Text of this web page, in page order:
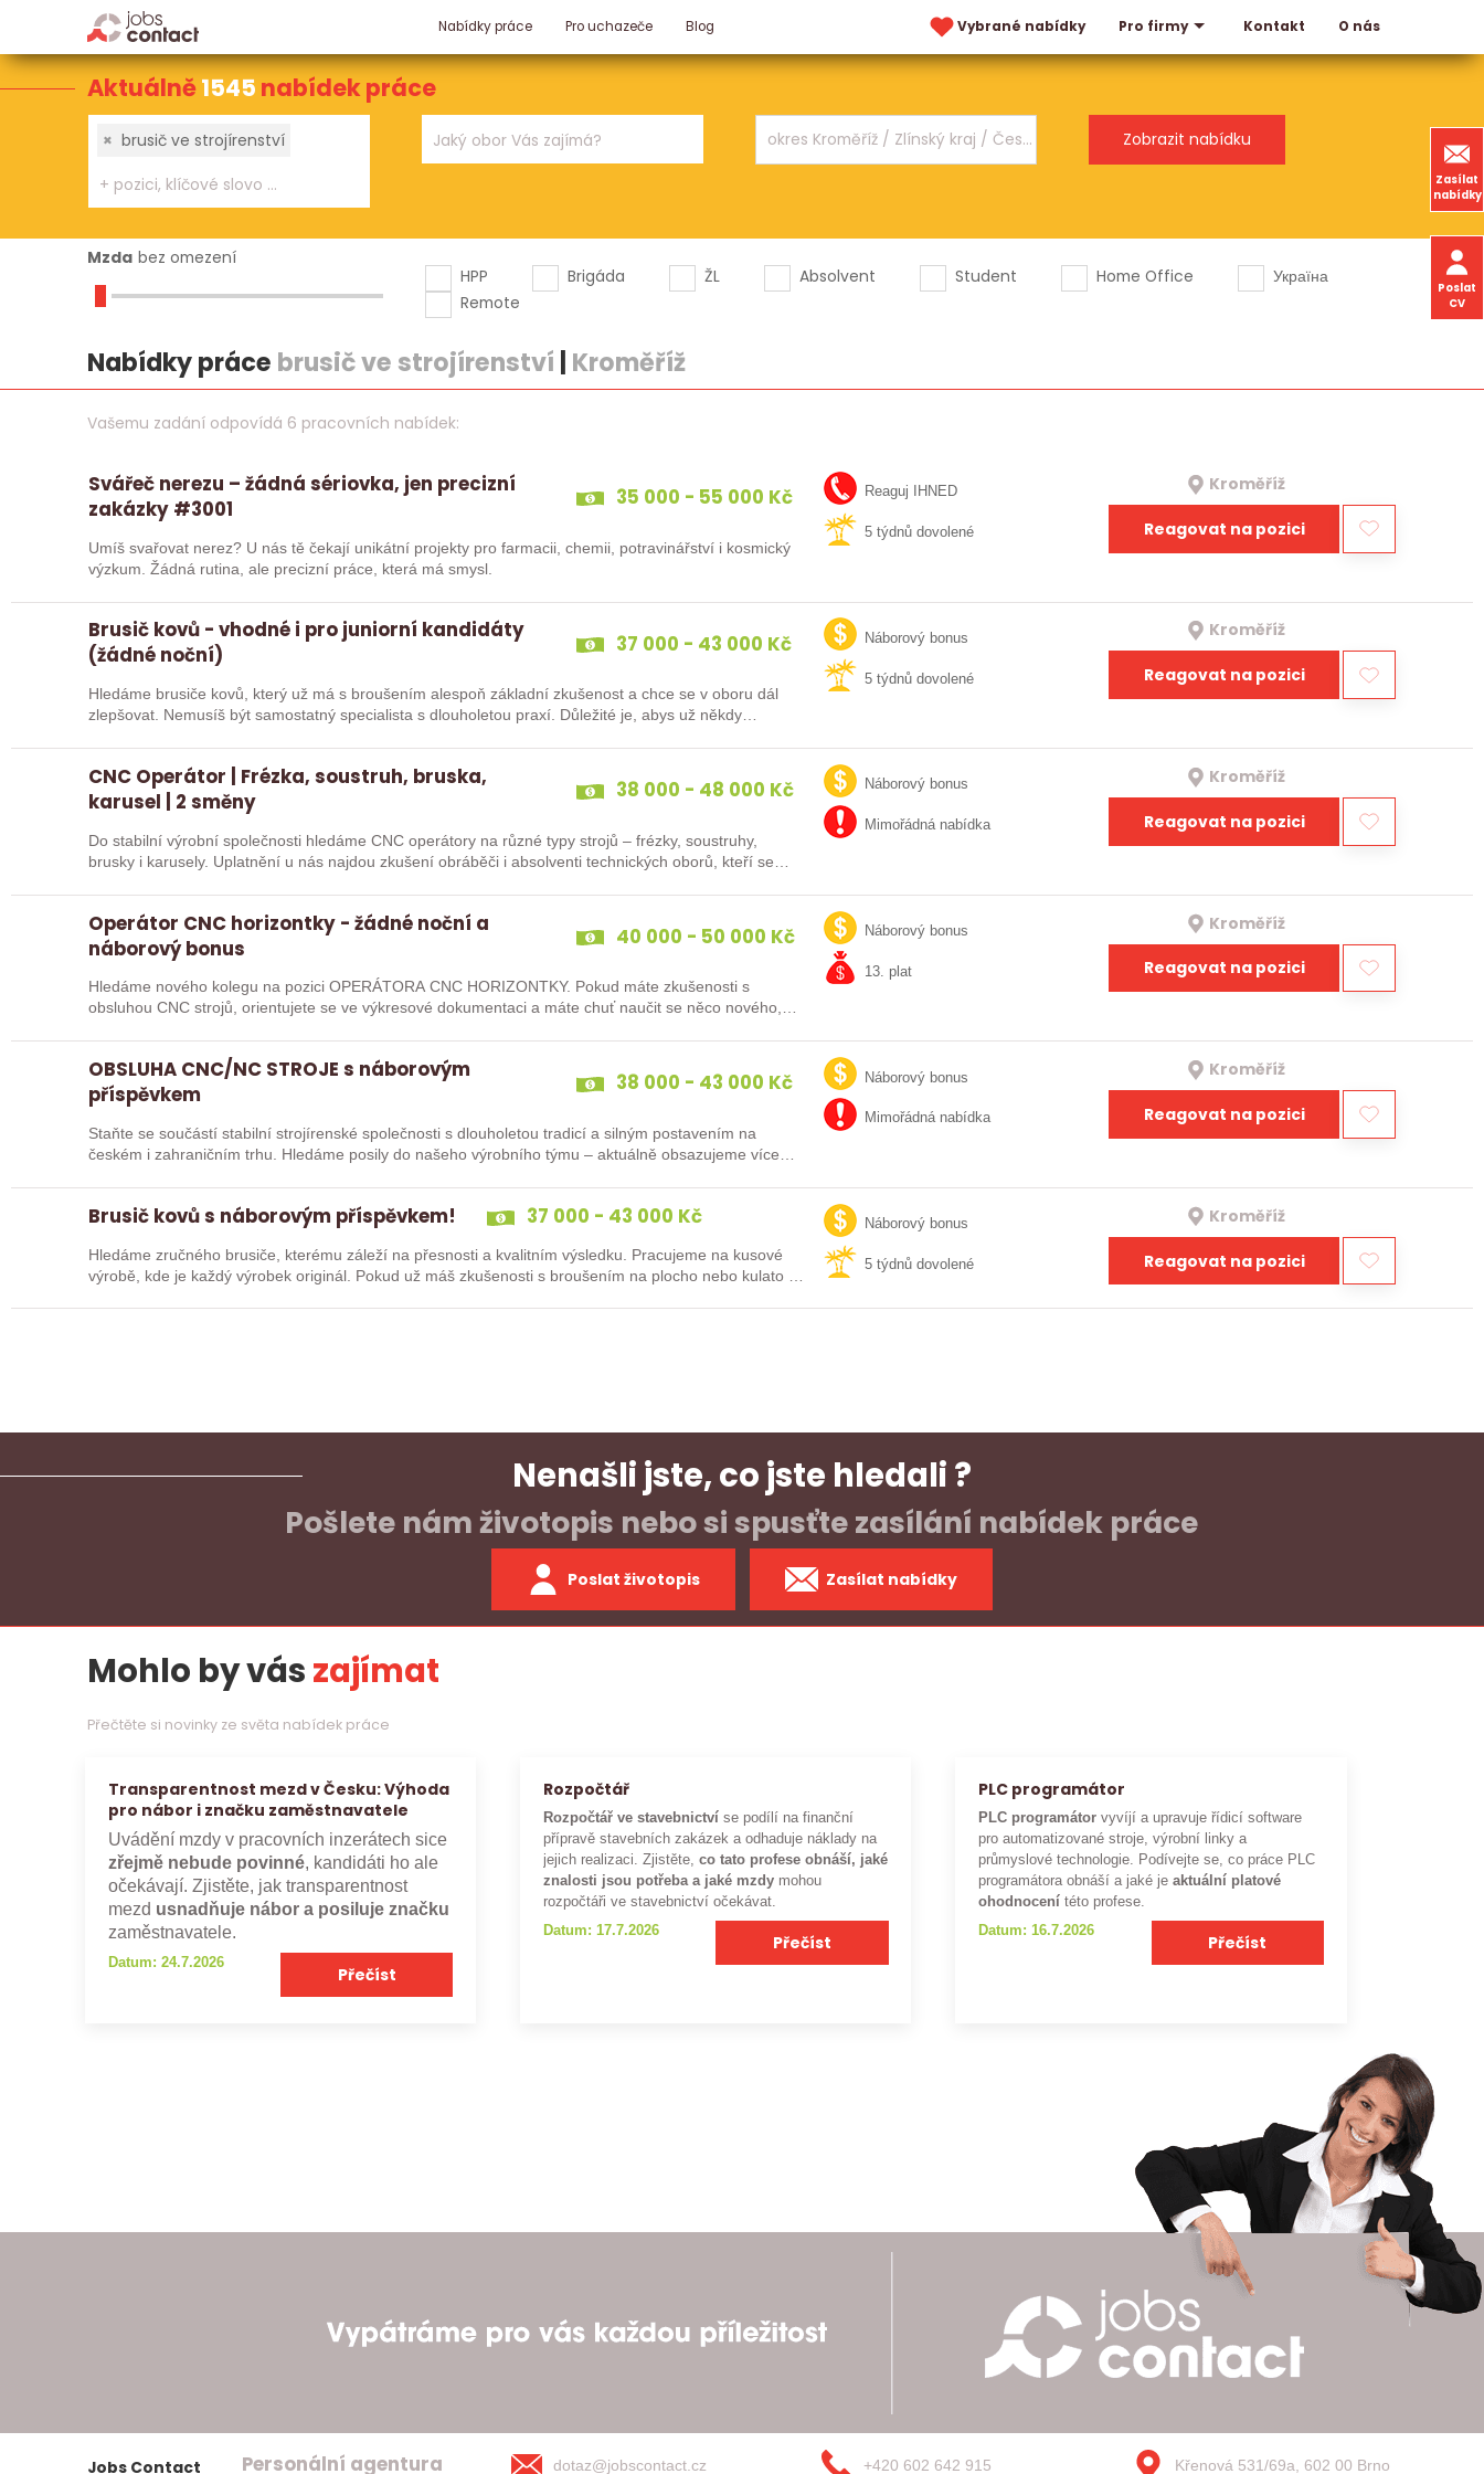
Nabídky práce Pro uchazeče Blog Vybrané nabídky Pro firmy Kontakt O nás
Zasílat
nabídky
Poslat
CV
Aktuálně1545 nabídek práce
× brusič ve strojírenství
Mzda bez omezení
HPP
Brigáda ŽL Absolvent Student Home Office
Україна
Remote
Nabídky práce brusič ve strojírenství Kroměříž
Vašemu zadání odpovídá 6 pracovních nabídek:
Svářeč nerezu – žádná sériovka, jen precizní
zakázky #3001
35 000 - 55 000 Kč
Umíš svařovat nerez? U nás tě čekají unikátní projekty pro farmacii, chemii, potravinářství i kosmický
výzkum. Žádná rutina, ale precizní práce, která má smysl.
Reaguj IHNED
5 týdnů dovolené
Kroměříž
Reagovat na pozici
Brusič kovů - vhodné i pro juniorní kandidáty
(žádné noční)
37 000 - 43 000 Kč
Hledáme brusiče kovů, který už má s broušením alespoň základní zkušenost a chce se v oboru dál
zlepšovat. Nemusíš být samostatný specialista s dlouholetou praxí. Důležité je, abys už někdy
Náborový bonus
5 týdnů dovolené
Kroměříž
Reagovat na pozici
CNC Operátor | Frézka, soustruh, bruska,
karusel | 2 směny
38 000 - 48 000 Kč
Do stabilní výrobní společnosti hledáme CNC operátory na různé typy strojů – frézky, soustruhy,
brusky i karusely. Uplatnění u nás najdou zkušení obráběči i absolventi technických oborů, kteří se…
Náborový bonus
Mimořádná nabídka
Kroměříž
Reagovat na pozici
Operátor CNC horizontky - žádné noční a
náborový bonus
40 000 - 50 000 Kč
Hledáme nového kolegu na pozici OPERÁTORA CNC HORIZONTKY. Pokud máte zkušenosti s
obsluhou CNC strojů, orientujete se ve výkresové dokumentaci a máte chuť naučit se něco nového,
Náborový bonus
13. plat
Kroměříž
Reagovat na pozici
OBSLUHA CNC/NC STROJE s náborovým
příspěvkem
38 000 - 43 000 Kč
Staňte se součástí stabilní strojírenské společnosti s dlouholetou tradicí a silným postavením na
českém i zahraničním trhu. Hledáme posily do našeho výrobního týmu – aktuálně obsazujeme více
Náborový bonus
Mimořádná nabídka
Kroměříž
Reagovat na pozici
Brusič kovů s náborovým příspěvkem! 37 000 - 43 000 Kč
Hledáme zručného brusiče, kterému záleží na přesnosti a kvalitním výsledku. Pracujeme na kusové
výrobě, kde je každý výrobek originál. Pokud už máš zkušenosti s broušením na plocho nebo kulato –
Náborový bonus
5 týdnů dovolené
Kroměříž
Reagovat na pozici
Nenašli jste, co jste hledali ?
Pošlete nám životopis nebo si spusťte zasílání nabídek práce
Poslat životopis Zasílat nabídky
Mohlo by vászajímat
Přečtěte si novinky ze světa nabídek práce
Transparentnost mezd v Česku: Výhoda
pro nábor i značku zaměstnavatele
Uvádění mzdy v pracovních inzerátech sice
zřejmě nebude povinné, kandidáti ho ale
očekávají. Zjistěte, jak transparentnost
mezd usnadňuje nábor a posiluje značku
zaměstnavatele.
Datum: 24.7.2026
Přečíst
Rozpočtář
Rozpočtář ve stavebnictví se podílí na finanční
přípravě stavebních zakázek a odhaduje náklady na
jejich realizaci. Zjistěte,co tato profese obnáší, jaké
znalosti jsou potřeba a jaké mzdy mohou
rozpočtáři ve stavebnictví očekávat.
Datum: 17.7.2026
Přečíst
PLC programátor
PLC programátor vyvíjí a upravuje řídicí software
pro automatizované stroje, výrobní linky a
průmyslové technologie. Podívejte se, co práce PLC
programátora obnáší a jaké je aktuální platové
ohodnocení této profese.
Datum: 16.7.2026
Přečíst
Jobs Contact Personální agentura dotaz@jobscontact.cz +420 602 642 915 Křenová 531/69a, 602 00 Brno